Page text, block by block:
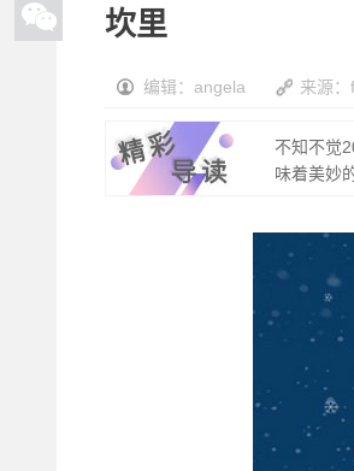
坎里
编辑：angela 来源
不知不觉
味着美妙